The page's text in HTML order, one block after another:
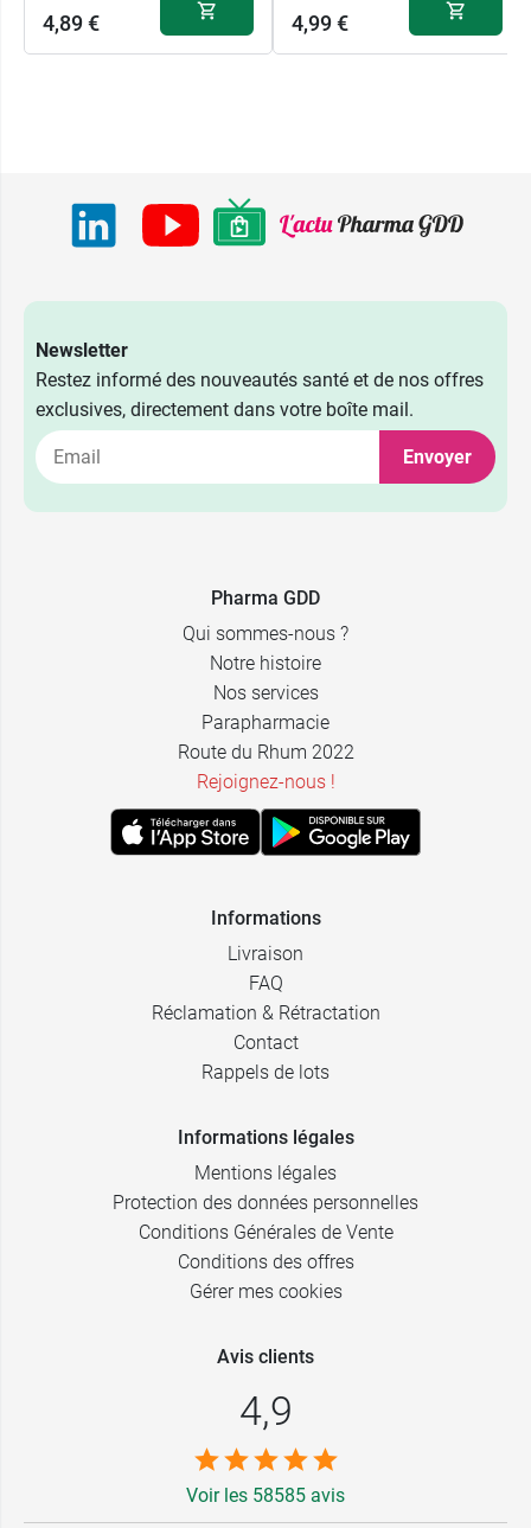
4,89 € 4,99 €
Newsletter
Restez informé des nouveautés santé et de nos offres
exclusives, directement dans votre boîte mail.
Envoyer
Pharma GDD
Qui sommes-nous ?
Notre histoire
Nos services
Parapharmacie
Route du Rhum 2022
Rejoignez-nous !
Informations
Livraison
FAQ
Réclamation & Rétractation
Contact
Rappels de lots
Informations légales
Mentions légales
Protection des données personnelles
Conditions Générales de Vente
Conditions des offres
Gérer mes cookies
Avis clients
4,9
Voir les 58585 avis